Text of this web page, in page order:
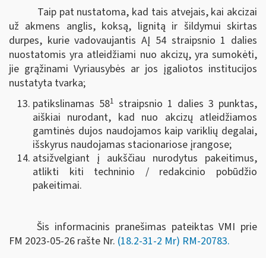
Taip pat nustatoma, kad tais atvejais, kai akcizai
už akmens anglis, koksą, lignitą ir šildymui skirtas
durpes, kurie vadovaujantis AĮ 54 straipsnio 1 dalies
nuostatomis yra atleidžiami nuo akcizų, yra sumokėti,
jie grąžinami Vyriausybės ar jos įgaliotos institucijos
nustatyta tvarka;
patikslinamas 581 straipsnio 1 dalies 3 punktas,
aiškiai nurodant, kad nuo akcizų atleidžiamos
gamtinės dujos naudojamos kaip variklių degalai,
išskyrus naudojamas stacionariose įrangose;
atsižvelgiant į aukščiau nurodytus pakeitimus,
atlikti kiti techninio / redakcinio pobūdžio
pakeitimai.
Šis informacinis pranešimas pateiktas VMI prie
FM 2023-05-26 rašte Nr. (18.2-31-2 Mr) RM-20783.